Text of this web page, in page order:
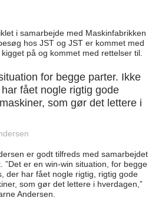
i samarbejde med Maskinfabrikken
hos JST og JST er kommet med
på og kommet med rettelser til.
for begge parter. Ikke
fået nogle rigtig gode
som gør det lettere i
er godt tilfreds med samarbejdet
”Det er en win-win situation, for begge
der har fået nogle rigtig, rigtig gode
som gør det lettere i hverdagen,”
Andersen.